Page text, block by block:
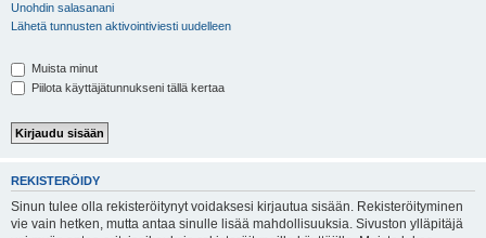
Unohdin salasanani
Lähetä tunnusten aktivointiviesti uudelleen
Muista minut
Piilota käyttäjätunnukseni tällä kertaa
REKISTERÖIDY
Sinun tulee olla rekisteröitynyt voidaksesi kirjautua sisään. Rekisteröityminen
vie vain hetken, mutta antaa sinulle lisää mahdollisuuksia. Sivuston ylläpitäjä